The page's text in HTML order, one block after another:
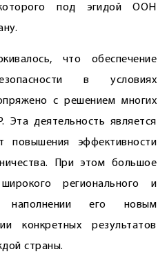
под эгидой ООН
что обес­печение
в условиях
с решением многих
Эта деятельность является
повышения эффективности
При этом большое
регионального и
наполнении его новым
конкретных результатов
страны.